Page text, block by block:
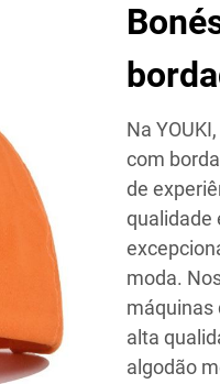
Na
com
de
qualidade
moda.
máquinas
alta
algodão